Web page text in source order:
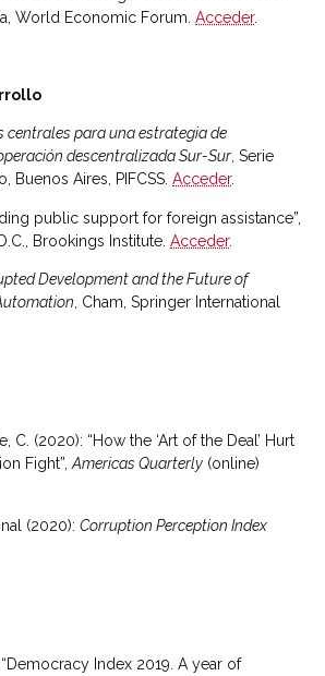
World Economic Forum. Acceder.
centrales para una estrategia de
descentralizada Sur-Sur, Serie
Buenos Aires, PIFCSS. Acceder.
public support for foreign assistance”,
Brookings Institute. Acceder.
Development and the Future of
, Cham, Springer International
C. (2020): “How the ‘Art of the Deal’ Hurt
Fight”,Americas Quarterly (online)
(2020): Corruption Perception Index
Index 2019. A year of